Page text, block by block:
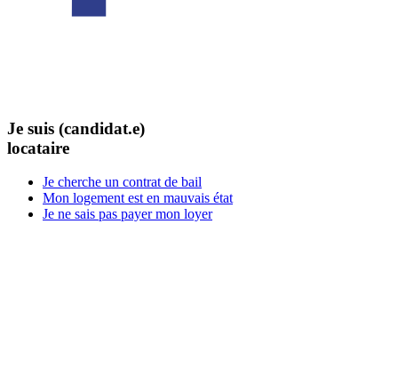
Je suis (candidat.e)
locataire
Je cherche un contrat de bail
Mon logement est en mauvais état
Je ne sais pas payer mon loyer